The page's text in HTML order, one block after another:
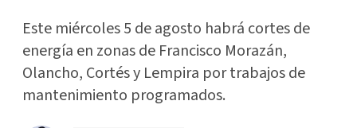
Este miércoles 5 de agosto habrá cortes de
energía en zonas de Francisco Morazán,
Olancho, Cortés y Lempira por trabajos de
mantenimiento programados.